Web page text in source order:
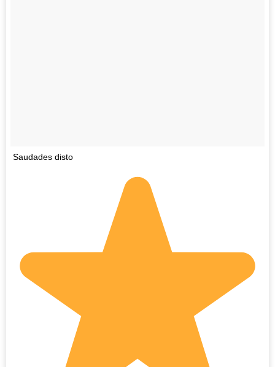
Saudades disto